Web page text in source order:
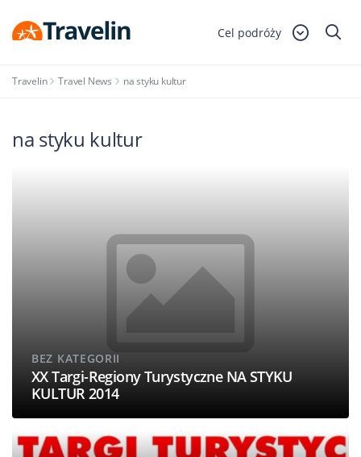
Cel podróży
Travelin Travel News na styku kultur
na styku kultur
BEZ KATEGORII
XX Targi-Regiony Turystyczne NA STYKU
KULTUR 2014